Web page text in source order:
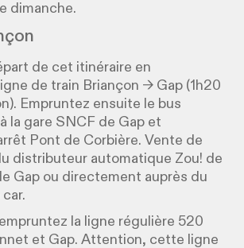
dimanche.
de cet itinéraire en
de train Briançon → Gap (1h20
Empruntez ensuite le bus
la gare SNCF de Gap et
Pont de Corbière. Vente de
distributeur automatique Zou! de
Gap ou directement auprès du
la ligne régulière 520
et Gap. Attention, cette ligne